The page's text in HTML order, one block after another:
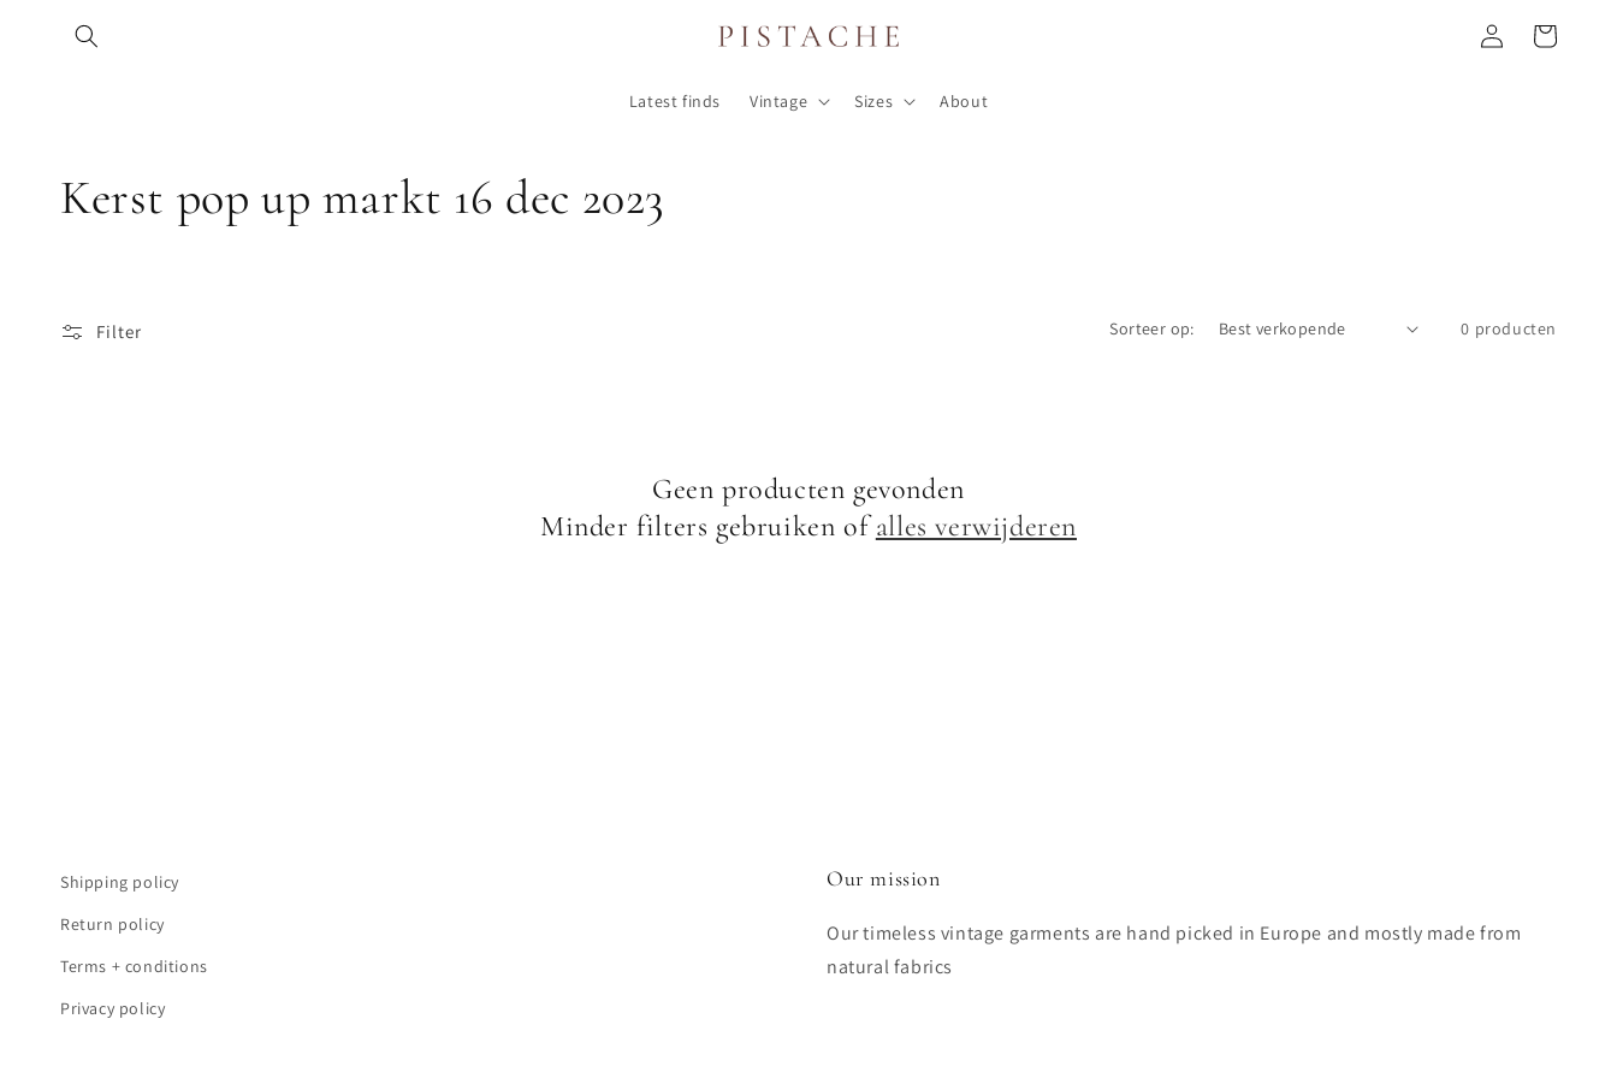
naar de
content
Latest finds Vintage Sizes About
InloggenWinkelwagen
C
l
Kerst pop up markt 16 dec 2023
Filter Sorteer op: 0 producten
Geen producten gevonden
Minder filters gebruiken ofalles verwijderen
Shipping policy
Return policy
Terms + conditions
Privacy policy
Our mission
Our timeless vintage garments are hand picked in Europe and mostly made from
natural fabrics